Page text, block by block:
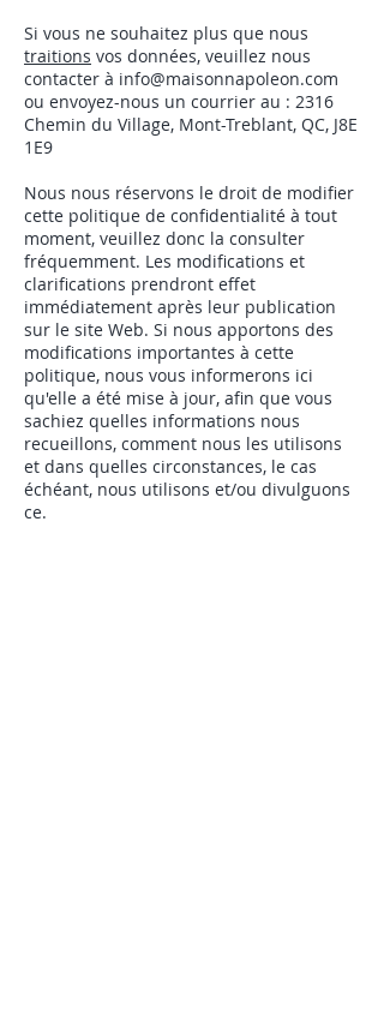
Si vous ne souhaitez plus que nous
traitions vos données, veuillez nous
contacter à info@maisonnapoleon.com
ou envoyez-nous un courrier au : 2316
Chemin du Village, Mont-Treblant, QC, J8E
1E9
Nous nous réservons le droit de modifier
cette politique de confidentialité à tout
moment, veuillez donc la consulter
fréquemment. Les modifications et
clarifications prendront effet
immédiatement après leur publication
sur le site Web. Si nous apportons des
modifications importantes à cette
politique, nous vous informerons ici
qu'elle a été mise à jour, afin que vous
sachiez quelles informations nous
recueillons, comment nous les utilisons
et dans quelles circonstances, le cas
échéant, nous utilisons et/ou divulguons
ce.